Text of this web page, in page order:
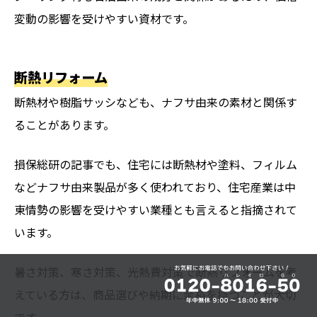
変動の影響を受けやすい資材です。
断熱リフォーム
断熱材や樹脂サッシなども、ナフサ由来の素材と関係す
ることがあります。
損保総研の記事でも、住宅には断熱材や塗料、フィルム
などナフサ由来製品が多く使われており、住宅産業は中
東情勢の影響を受けやすい業種とも言えると指摘されて
います。
暑さ対策、寒さ対策、光熱費対策で断熱リフォームを考
えている方は、商品選びや納期に余裕を持つことが大切